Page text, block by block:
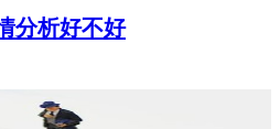
分析好不好